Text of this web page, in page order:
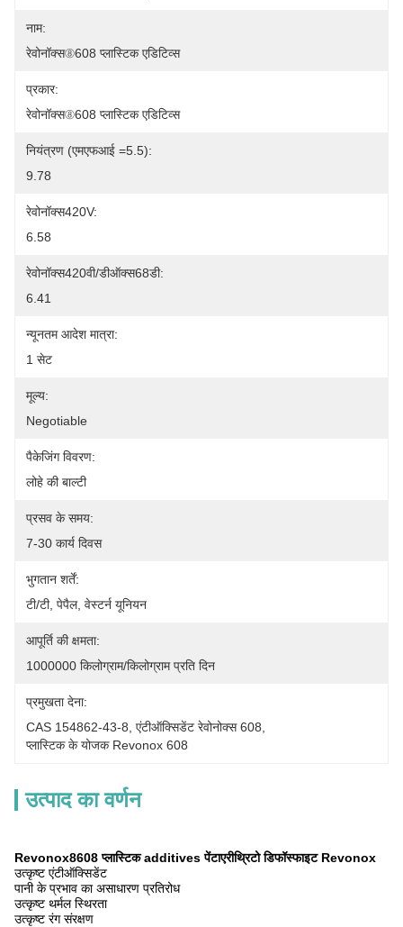
नाम:
रेवोनॉक्स⑧608 प्लास्टिक एडिटिव्स
प्रकार:
रेवोनॉक्स⑧608 प्लास्टिक एडिटिव्स
नियंत्रण (एमएफआई =5.5):
9.78
रेवोनॉक्स420V:
6.58
रेवोनॉक्स420वी/डीऑक्स68डी:
6.41
न्यूनतम आदेश मात्रा:
1 सेट
मूल्य:
Negotiable
पैकेजिंग विवरण:
लोहे की बाल्टी
प्रसव के समय:
7-30 कार्य दिवस
भुगतान शर्तें:
टी/टी, पेपैल, वेस्टर्न यूनियन
आपूर्ति की क्षमता:
1000000 किलोग्राम/किलोग्राम प्रति दिन
प्रमुखता देना:
CAS 154862-43-8 एंटीऑक्सिडेंट रेवोनोक्स 608
प्लास्टिक के योजक Revonox 608
उत्पाद का वर्णन
Revonox8608 प्लास्टिक additives पेंटाएरीथ्रिटो डिफॉस्फाइट Revonox
उत्कृष्ट एंटीऑक्सिडेंट
पानी के प्रभाव का असाधारण प्रतिरोध
उत्कृष्ट थर्मल स्थिरता
उत्कृष्ट रंग संरक्षण